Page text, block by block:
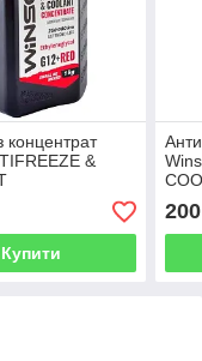
&
1кг.
Купити
200